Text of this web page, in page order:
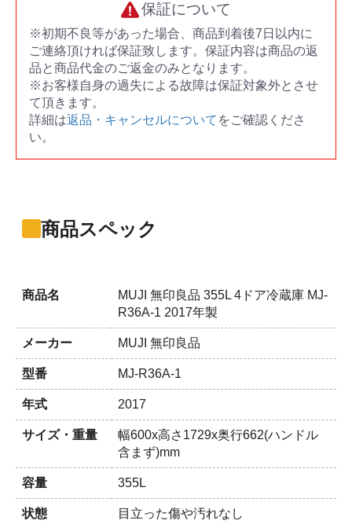
保証について
※初期不良等があった場合、商品到着後7日以内に
ご連絡頂ければ保証致します。保証内容は商品の返
品と商品代金のご返金のみとなります。
※お客様自身の過失による故障は保証対象外とさせ
て頂きます。
詳細は返品・キャンセルについて をご確認くださ
い。
商品スペック
商品名
MUJI 無印良品 355L 4ドア冷蔵庫 MJ-
R36A-1 2017年製
メーカー MUJI 無印良品
型番 MJ-R36A-1
年式 2017
サイズ・重量
幅600x高さ1729x奥行662(ハンドル
含まず)mm
容量 355L
状態 目立った傷や汚れなし